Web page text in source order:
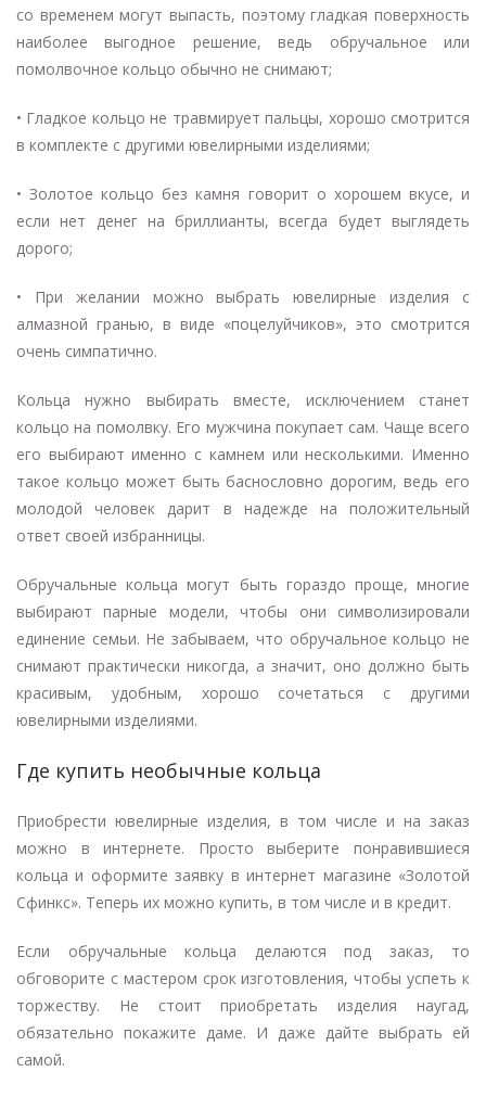
со временем могут выпасть, поэтому гладкая поверхность
наиболее выгодное решение, ведь обручальное или
помолвочное кольцо обычно не снимают;
• Гладкое кольцо не травмирует пальцы, хорошо смотрится
в комплекте с другими ювелирными изделиями;
• Золотое кольцо без камня говорит о хорошем вкусе, и
если нет денег на бриллианты, всегда будет выглядеть
дорого;
• При желании можно выбрать ювелирные изделия с
алмазной гранью, в виде «поцелуйчиков», это смотрится
очень симпатично.
Кольца нужно выбирать вместе, исключением станет
кольцо на помолвку. Его мужчина покупает сам. Чаще всего
его выбирают именно с камнем или несколькими. Именно
такое кольцо может быть баснословно дорогим, ведь его
молодой человек дарит в надежде на положительный
ответ своей избранницы.
Обручальные кольца могут быть гораздо проще, многие
выбирают парные модели, чтобы они символизировали
единение семьи. Не забываем, что обручальное кольцо не
снимают практически никогда, а значит, оно должно быть
красивым, удобным, хорошо сочетаться с другими
ювелирными изделиями.
Где купить необычные кольца
Приобрести ювелирные изделия, в том числе и на заказ
можно в интернете. Просто выберите понравившиеся
кольца и оформите заявку в интернет магазине «Золотой
Сфинкс». Теперь их можно купить, в том числе и в кредит.
Если обручальные кольца делаются под заказ, то
обговорите с мастером срок изготовления, чтобы успеть к
торжеству. Не стоит приобретать изделия наугад,
обязательно покажите даме. И даже дайте выбрать ей
самой.